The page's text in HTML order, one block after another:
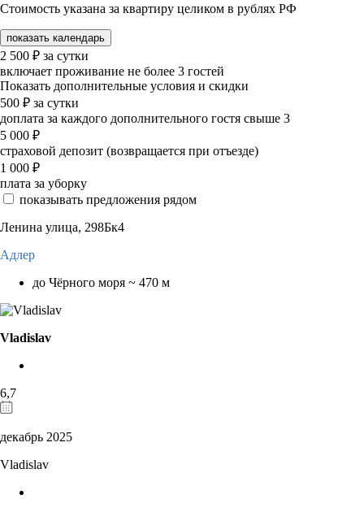
Стоимость указана за квартиру целиком в рублях РФ
показать календарь
2 500 ₽ за сутки
включает проживание не более 3 гостей
Показать дополнительные условия и скидки
500 ₽ за сутки
доплата за каждого дополнительного гостя свыше 3
5 000 ₽
страховой депозит (возвращается при отъезде)
1 000 ₽
плата за уборку
показывать предложения рядом
Ленина улица, 298Бк4
Адлер
до Чёрного моря ~ 470 м
Vladislav
6,7
декабрь 2025
Vladislav